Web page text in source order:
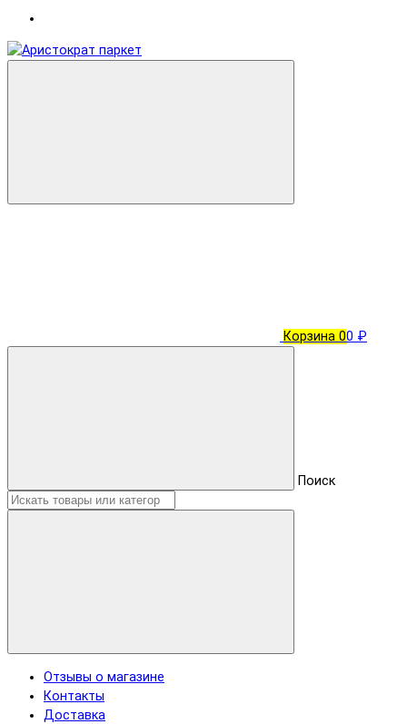
Корзина 00 ₽
Поиск
Отзывы о магазине
Контакты
Доставка